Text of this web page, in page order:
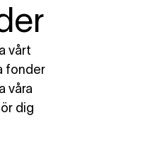
vårt
fonder
våra
dig